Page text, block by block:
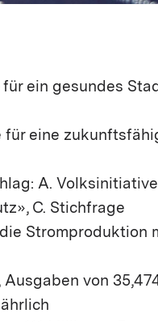
ein gesundes
für eine
A.
C. Stichfrage
Stromproduktion
von